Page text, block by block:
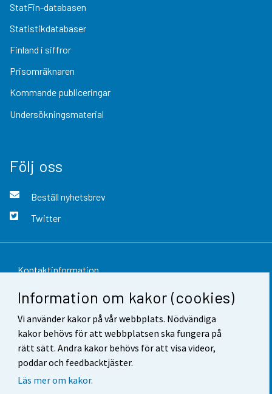
Information om kakor (cookies)
Vi använder kakor på vår webbplats. Nödvändiga
kakor behövs för att webbplatsen ska fungera på
rätt sätt. Andra kakor behövs för att visa videor,
poddar och feedbacktjäster.
Läs mer om kakor.
StatFin-databasen
Statistikdatabaser
Finland i siffror
Prisomräknaren
Kommande publiceringar
Undersökningsmaterial
Följ oss
Beställ nyhetsbrev
Twitter
Kontaktinformation
Respons
Användarvillkor
Dataskydd
Tillgänglighet